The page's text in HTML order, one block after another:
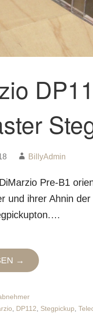
BillyAdmin
Pre-B1
und ihrer Ahnin
→
, DP112, Stegpickup,